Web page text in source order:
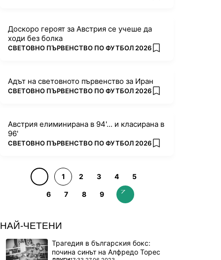
Доскоро героят за Австрия се учеше да
ходи без болка
ПОВЕЧЕ ОТ
СВЕТОВНО ПЪРВЕНСТВО ПО ФУТБОЛ 2026 add favorites
Адът на световното първенство за Иран
ПОВЕЧЕ ОТ
СВЕТОВНО ПЪРВЕНСТВО ПО ФУТБОЛ 2026 add favorites
Австрия елиминирана в 94'... и класирана в
96'
ПОВЕЧЕ ОТ
СВЕТОВНО ПЪРВЕНСТВО ПО ФУТБОЛ 2026 add favorites
1 2 3 4 5
6 7 8 9
НАЙ-ЧЕТЕНИ
Трагедия в българския бокс:
почина синът на Алфредо Торес